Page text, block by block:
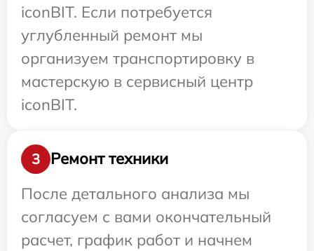
iconBIT. Если потребуется
углубленный ремонт мы
организуем транспортировку в
мастерскую в сервисный центр
iconBIT.
3
Ремонт техники
После детального анализа мы
согласуем с вами окончательный
расчет, график работ и начнем